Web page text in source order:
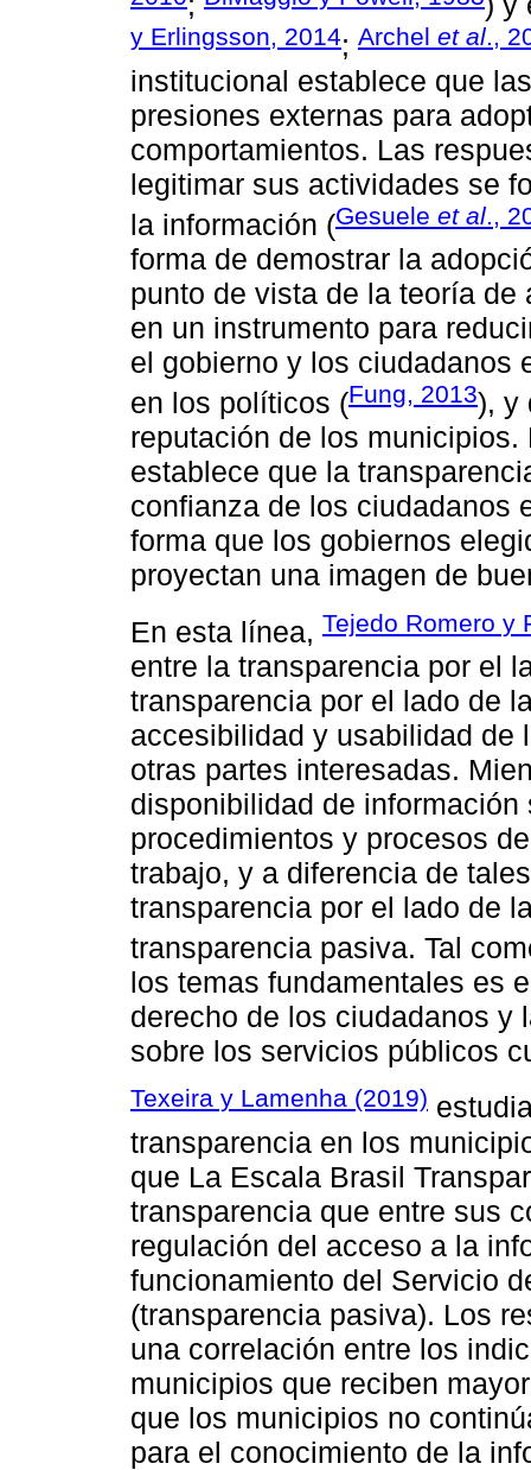
y Erlingsson, 2014; Archel et al.,
institucional establece que
presiones externas para
comportamientos. Las
legitimar sus actividades se
la información (Gesuele et al.,
forma de demostrar la
punto de vista de la teoría
en un instrumento para
el gobierno y los ciudadanos
en los políticos (Fung, 2013), y
reputación de los
establece que la
confianza de los ciudadanos
forma que los gobiernos
proyectan una imagen de
En esta línea, Tejedo Romero y
entre la transparencia por el
transparencia por el lado de
accesibilidad y usabilidad de
otras partes interesadas.
disponibilidad de
procedimientos y procesos
trabajo, y a diferencia de
transparencia por el lado de
transparencia pasiva. Tal
los temas fundamentales es
derecho de los ciudadanos y
sobre los servicios públicos
Texeira y Lamenha (2019)
transparencia en los
que La Escala Brasil
transparencia que entre sus
regulación del acceso a la
funcionamiento del Servicio
(transparencia pasiva). Los
una correlación entre los
municipios que reciben
que los municipios no
para el conocimiento de la